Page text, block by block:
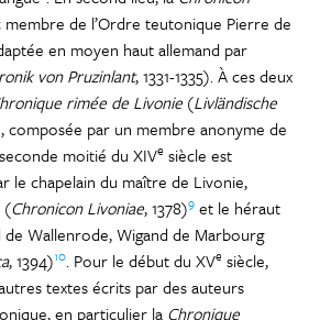
de l’Ordre teutonique Pierre de
en moyen haut allemand par
von Pruzinlant, 1331-1335). À ces deux
rimée de Livonie (Livländische
composée par un membre anonyme de
moitié du XIVe siècle est
le chapelain du maître de Livonie,
(Chronicon Livoniae, 1378)9 et le héraut
Wallenrode, Wigand de Marbourg
, 1394)10. Pour le début du XVe siècle,
textes écrits par des auteurs
en particulier la Chronique